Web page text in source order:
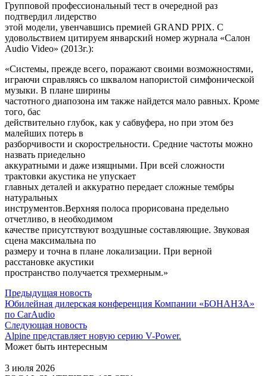
Групповой профессиональный тест в очередной раз
подтвердил лидерство
этой модели, увенчавшись премией GRAND PPIX. С
удовольствием цитируем январский номер журнала «Салон
Audio Video» (2013г.):
«Системы, прежде всего, поражают своими возможностями,
играючи справляясь со шквалом напористой симфонической
музыки. В плане ширины
частотного диапозона им также найдется мало равных. Кроме
того, бас
действительно глубок, как у сабвуфера, но при этом без
малейших потерь в
разборчивости и скорострельности. Средние частоты можно
назвать приедельно
аккуратными и даже изящными. При всей сложности
трактовки акустика не упускает
главных деталей и аккуратно передает сложные тембры
натуральных
инструментов.Верхняя полоса прорисована предельно
отчетливо, в необходимом
качестве присутствуют воздушные составляющие. Звуковая
сцена максимальна по
размеру и точна в плане локализации. При верной
расстановке акустики
пространство получается трехмерным.»
Предыдущая новость
Юбилейная дилерская конференция Компании «БОНАНЗА»
по CarAudio
Следующая новость
Alpine представляет новую серию V-Power.
Может быть интересным
3 июля 2026